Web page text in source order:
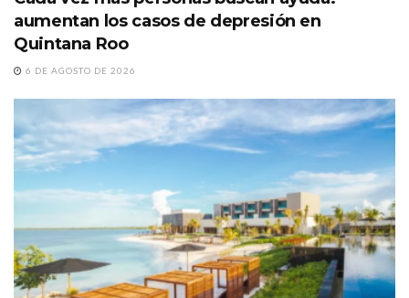
aumentan los casos de depresión en
Quintana Roo
6 DE AGOSTO DE 2026